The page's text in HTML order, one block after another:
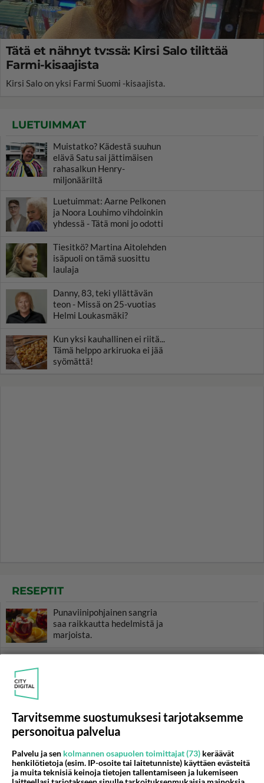
Tätä et nähnyt tv:ssä: Kirsi Salo tilittää
Farmi-kisaajista
Kirsi Salo on yksi Farmi Suomi -kisaajista.
LUETUIMMAT
Muistatko? Kädestä suuhun
elävä Satu sai jättimäisen
rahasalkun Henry-
miljonääriltä
Luetuimmat: Aarne Pelkonen
ja Noora Louhimo vihdoinkin
yhdessä - Tätä moni jo odotti
Tiesitkö? Martina Aitolehden
isäpuoli on tämä suosittu
laulaja
Danny, 83, teki yllättävän
teon - Missä on 25-vuotias
Helmi Loukasmäki?
Kun yksi kauhallinen ei riitä...
Tämä helppo arkiruoka ei jää
syömättä!
RESEPTIT
Punaviinipohjainen sangria
saa raikkautta hedelmistä ja
marjoista.
Minestronekeitto on
tehdä pyöreään vuokaan
kannellisena. Tarjoa
sellaisenaan tai
vaniljajäätelön kanssa. Nam!
Bearnaisekastike on kokin
Tarvitsemme suostumuksesi tarjotaksemme
personoitua palvelua
Palvelu ja sen kolmannen osapuolen toimittajat (73) keräävät
henkilötietoja (esim. IP-osoite tai laitetunniste) käyttäen evästeitä
ja muita teknisiä keinoja tietojen tallentamiseen ja lukemiseen